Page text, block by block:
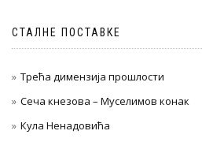
СТАЛНЕ ПОСТАВКЕ
Трећа димензија прошлости
Сеча кнезова – Муселимов конак
Кула Ненадовића